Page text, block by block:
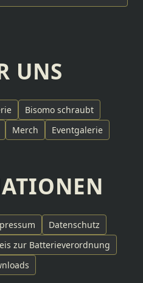
UNS
Bisomo schraubt
Merch Eventgalerie
Datenschutz
zur Batterieverordnung